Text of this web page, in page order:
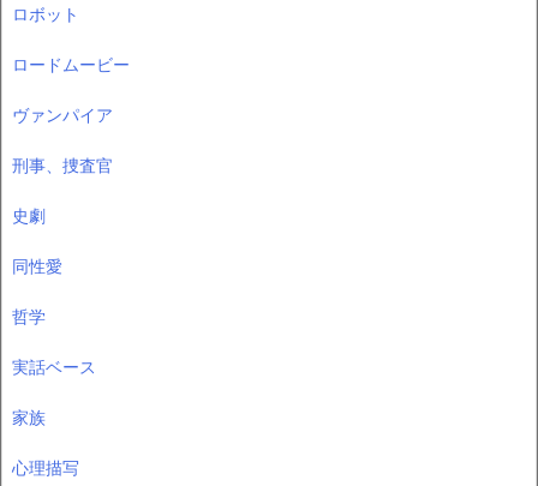
ロボット
ロードムービー
ヴァンパイア
刑事、捜査官
史劇
同性愛
哲学
実話ベース
家族
心理描写